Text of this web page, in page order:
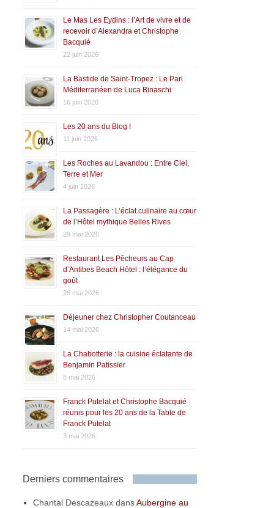
Le Mas Les Eydins : l’Art de vivre et de
recevoir d’Alexandra et Christophe
Bacquié
22 juin 2026
La Bastide de Saint-Tropez : Le Pari
Méditerranéen de Luca Binaschi
16 juin 2026
Les 20 ans du Blog !
11 juin 2026
Les Roches au Lavandou : Entre Ciel,
Terre et Mer
4 juin 2026
La Passagère : L’éclat culinaire au cœur
de l’Hôtel mythique Belles Rives
29 mai 2026
Restaurant Les Pêcheurs au Cap
d’Antibes Beach Hôtel : l’élégance du
goût
26 mai 2026
Déjeuner chez Christopher Coutanceau
14 mai 2026
La Chabotterie : la cuisine éclatante de
Benjamin Patissier
8 mai 2026
Franck Putelat et Christophe Bacquié
réunis pour les 20 ans de la Table de
Franck Putelat
3 mai 2026
Derniers commentaires
Chantal Descazeaux dansAubergine au